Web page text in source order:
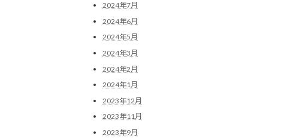
2024年7月
2024年6月
2024年5月
2024年3月
2024年2月
2024年1月
2023年12月
2023年11月
2023年9月